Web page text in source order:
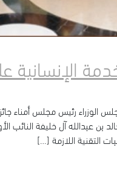
الإنسانية
رئيس مجلس أمناء
بن عبدالله آل خليفة النائب
التقنية اللازمة […]